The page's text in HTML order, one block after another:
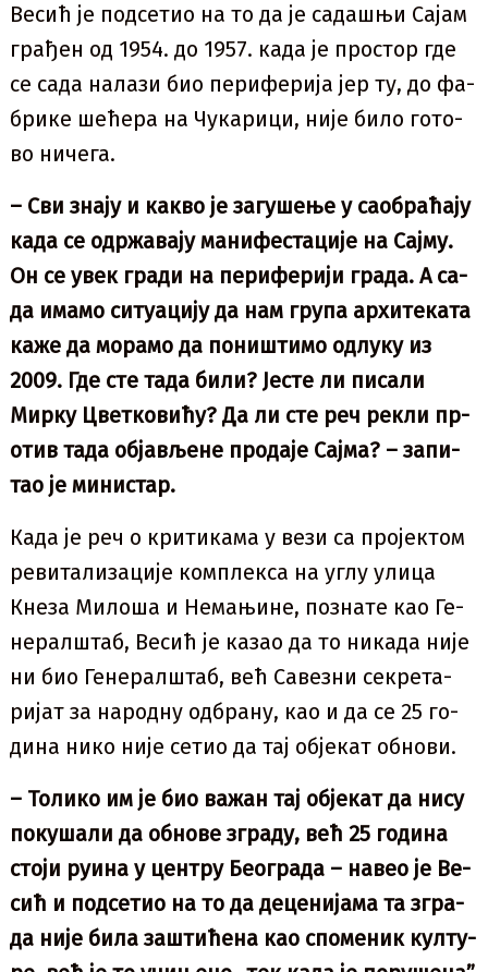
Ве­сић је под­се­тио на то да је са­да­шњи Са­јам
гра­ђен од 1954. до 1957. ка­да је пр­о­стор где
се са­да на­ла­зи био пе­ри­фе­ри­ја јер ту, до фа­
бри­ке ше­ће­ра на Чу­ка­ри­ци, ни­је би­ло го­то­
во ни­че­га.
– Сви зна­ју и ка­кво је за­гу­ше­ње у са­о­бра­ћа­ју
ка­да се одр­жа­ва­ју ма­ни­фе­ста­ци­је на Сај­му.
Он се увек гра­ди на пе­ри­фе­ри­ји гра­да. А са­
да има­мо си­ту­а­ци­ју да нам гру­па архи­те­ка­та
ка­же да мо­ра­мо да по­ни­шти­мо од­лу­ку из
2009. Где сте та­да би­ли? Је­сте ли пи­са­ли
Мир­ку Цвет­ко­ви­ћу? Да ли сте реч ре­кли пр­
о­тив та­да об­ја­вље­не пр­о­да­је Сај­ма? – за­пи­
тао је ми­ни­стар.
Ка­да је реч о кри­ти­ка­ма у ве­зи са пр­о­јек­том
ре­ви­та­ли­за­ци­је ком­плек­са на углу ули­ца
Кне­за Ми­ло­ша и Не­ма­њи­не, по­зна­те као Ге­
не­рал­штаб, Ве­сић је ка­зао да то ни­ка­да ни­је
ни био Ге­не­рал­штаб, већ Са­ве­зни се­кре­та­
ри­јат за на­род­ну од­бра­ну, као и да се 25 го­
ди­на ни­ко ни­је се­тио да тај обје­кат об­но­ви.
– То­ли­ко им је био ва­жан тај обје­кат да ни­су
по­ку­ша­ли да об­но­ве згра­ду, већ 25 го­ди­на
сто­ји ру­и­на у цен­тру Бе­о­гра­да – на­вео је Ве­
сић и под­се­тио на то да де­це­ни­ја­ма та згра­
да ни­је би­ла за­шти­ће­на као спо­ме­ник кул­ту­